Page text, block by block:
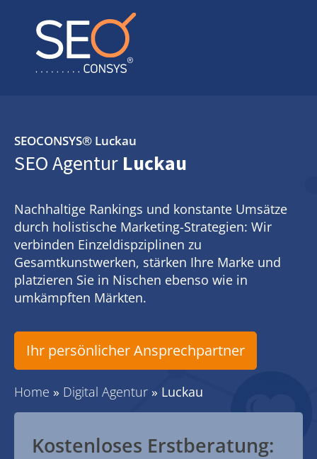
SEOCONSYS® Luckau
SEO Agentur Luckau
Nachhaltige Rankings und konstante Umsätze
durch holistische Marketing-Strategien: Wir
verbinden Einzeldispziplinen zu
Gesamtkunstwerken, stärken Ihre Marke und
platzieren Sie in Nischen ebenso wie in
umkämpften Märkten.
Ihr persönlicher Ansprechpartner
Home » Digital Agentur » Luckau
Kostenloses Erstberatung: